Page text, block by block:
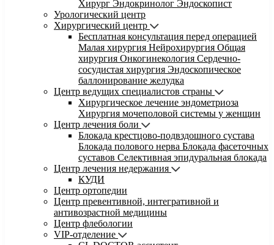
Хирург Эндокринолог Эндоскопист
Урологический центр
Хирургический центр
Бесплатная консультация перед операцией
Малая хирургия Нейрохирургия Общая
хирургия Онкогинекология Сердечно-
сосудистая хирургия Эндоскопическое
баллонирование желудка
Центр ведущих специалистов страны
Хирургическое лечение эндометриоза
Хирургия мочеполовой системы у женщин
Центр лечения боли
Блокада крестцово-подвздошного сустава
Блокада полового нерва Блокада фасеточных
суставов Селективная эпидуральная блокада
Центр лечения недержания
КУДИ
Центр ортопедии
Центр превентивной, интегративной и
антивозрастной медицины
Центр флебологии
VIP-отделение